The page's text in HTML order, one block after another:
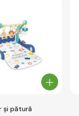
și pătură